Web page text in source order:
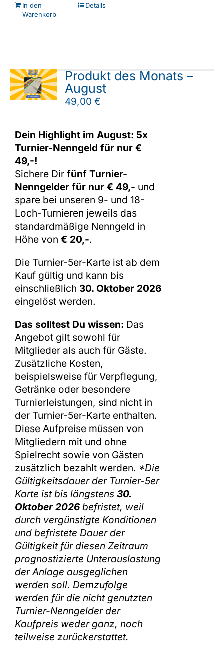
In den
Warenkorb
Details
Produkt des Monats –
August
49,00€
Dein Highlight im August: 5x
Turnier-Nenngeld für nur €
49,-!
Sichere Dirfünf Turnier-
Nenngelder für nur € 49,- und
spare bei unseren 9- und 18-
Loch-Turnieren jeweils das
standardmäßige Nenngeld in
Höhe von€ 20,-.
Die Turnier-5er-Karte ist ab dem
Kauf gültig und kann bis
einschließlich 30. Oktober 2026
eingelöst werden.
Das solltest Du wissen: Das
Angebot gilt sowohl für
Mitglieder als auch für Gäste.
Zusätzliche Kosten,
beispielsweise für Verpflegung,
Getränke oder besondere
Turnierleistungen, sind nicht in
der Turnier-5er-Karte enthalten.
Diese Aufpreise müssen von
Mitgliedern mit und ohne
Spielrecht sowie von Gästen
zusätzlich bezahlt werden. *Die
Gültigkeitsdauer der Turnier-5er
Karte ist bis längstens30.
Oktober 2026befristet, weil
durch vergünstigte Konditionen
und befristete Dauer der
Gültigkeit für diesen Zeitraum
prognostizierte Unterauslastung
der Anlage ausgeglichen
werden soll. Demzufolge
werden für die nicht genutzten
Turnier-Nenngelder der
Kaufpreis weder ganz, noch
teilweise zurückerstattet.